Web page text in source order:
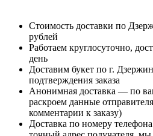
Стоимость доставки по
рублей
Работаем круглосуточно,
день
Доставим букет по г.
подтверждения заказа
Анонимная доставка — по
раскроем данные
комментарии к заказу)
Доставка по номеру